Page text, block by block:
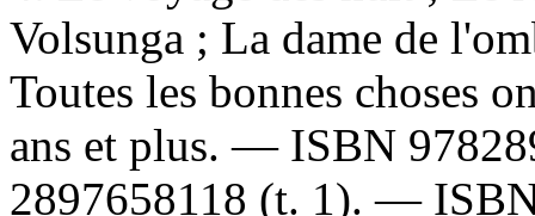
Volsunga ; La dame de
Toutes les bonnes choses
ans et plus. — ISBN
2897658118 (t. 1). —